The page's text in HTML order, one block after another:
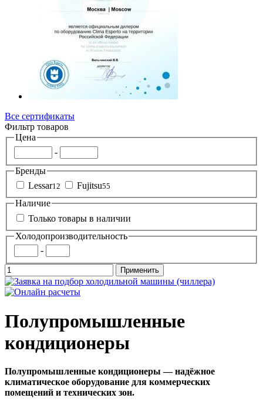
Все сертификаты
Фильтр товаров
Цена
-
Бренды
Lessar12 Fujitsu55
Наличие
Только товары в наличии
Холодопроизводительность
-
Полупромышленные
кондиционеры
Полупромышленные кондиционеры — надёжное
климатическое оборудование для коммерческих
помещений и технических зон.